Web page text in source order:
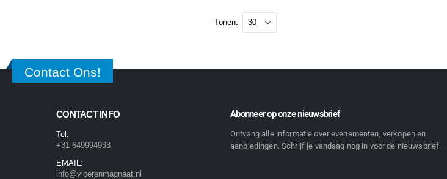
Tonen:
Contact Ons!
CONTACT INFO
Tel:
+31 649994933
EMAIL:
info@vloerenmagnaat.nl
Abonneer op onze nieuwsbrief
Ontvang alle informatie over evenementen, verkopen en
aanbiedingen. Schrijf je vandaag nog in voor de nieuwsbrief.